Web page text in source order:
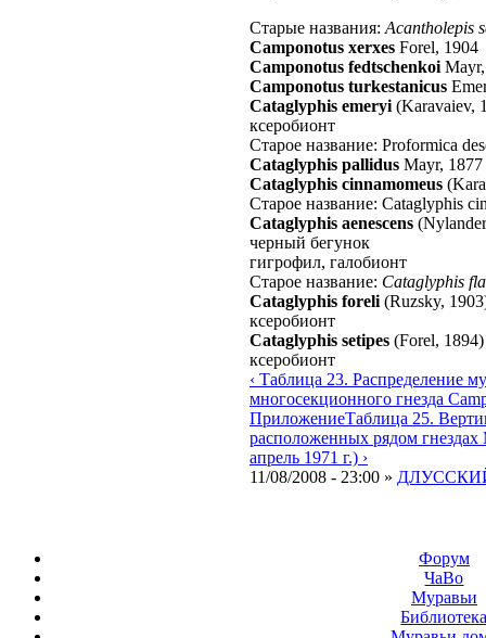
Старые названия:Acantholepis
Camponotus xerxes Forel, 1904
Camponotus fedtschenkoi
Camponotus turkestanicus
Cataglyphis emeryi (Karavaiev,
ксеробионт
Старое название: Proformica
Cataglyphis pallidus Mayr, 1877
Cataglyphis cinnamomeus
Старое название: Cataglyphis
Cataglyphis aenescens
черный бегунок
гигрофил, галобионт
Старое название: Cataglyphis
Cataglyphis foreli (Ruzsky,
ксеробионт
Cataglyphis setipes (Forel, 1894)
ксеробионт
‹ Таблица 23. Распределение
многосекционного гнезда
ПриложениеТаблица 25.
расположенных рядом
апрель 1971 г.) ›
11/08/2008 - 23:00 »
Форум
ЧаВо
Муравьи